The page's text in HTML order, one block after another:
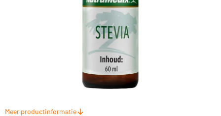
Meer productinformatie